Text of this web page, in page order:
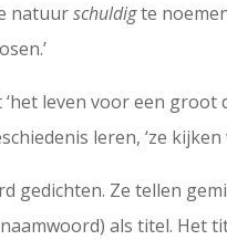
natuurschuldigte
leven voor een
leren, ‘ze kijken
gedichten. Ze tellen
als titel. Het